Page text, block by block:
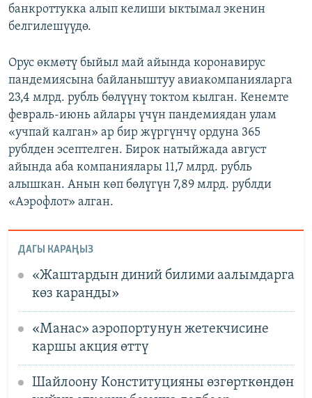
банкроттукка алып келиши ыктымал экенин
белгилешүүдө.
Орус өкмөтү быйыл май айында коронавирус
пандемиясына байланыштуу авиакомпанияларга
23,4 млрд. рубль бөлүүнү токтом кылган. Кенемте
февраль-июнь айлары үчүн пандемиядан улам
«учпай калган» ар бир жүргүнчү ордуна 365
рублден эсептелген. Бирок натыйжада август
айында аба компаниялары 11,7 млрд. рубль
алышкан. Анын көп бөлүгүн 7,89 млрд. рублди
«Аэрофлот» алган.
ДАГЫ КАРАҢЫЗ
«Жаштардын диний билими аалымдарга
көз каранды»
«Манас» аэропортунун жетекчисине
каршы акция өттү
Шайлоону Конституцияны өзгөрткөндөн